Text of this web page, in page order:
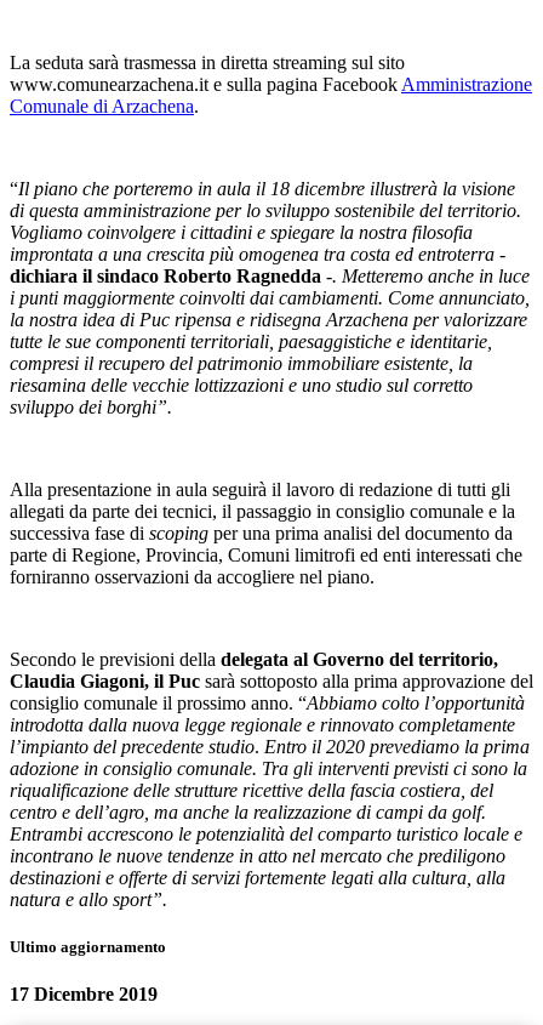
La seduta sarà trasmessa in diretta streaming sul sito
www.comunearzachena.it e sulla pagina Facebook Amministrazione
Comunale di Arzachena.
“Il piano che porteremo in aula il 18 dicembre illustrerà la visione
di questa amministrazione per lo sviluppo sostenibile del territorio.
Vogliamo coinvolgere i cittadini e spiegare la nostra filosofia
improntata a una crescita più omogenea tra costa ed entroterra -
dichiara il sindaco Roberto Ragnedda -. Metteremo anche in luce
i punti maggiormente coinvolti dai cambiamenti. Come annunciato,
la nostra idea di Puc ripensa e ridisegna Arzachena per valorizzare
tutte le sue componenti territoriali, paesaggistiche e identitarie,
compresi il recupero del patrimonio immobiliare esistente, la
riesamina delle vecchie lottizzazioni e uno studio sul corretto
sviluppo dei borghi”.
Alla presentazione in aula seguirà il lavoro di redazione di tutti gli
allegati da parte dei tecnici, il passaggio in consiglio comunale e la
successiva fase di scoping per una prima analisi del documento da
parte di Regione, Provincia, Comuni limitrofi ed enti interessati che
forniranno osservazioni da accogliere nel piano.
Secondo le previsioni della delegata al Governo del territorio,
Claudia Giagoni, il Puc sarà sottoposto alla prima approvazione del
consiglio comunale il prossimo anno. “Abbiamo colto l’opportunità
introdotta dalla nuova legge regionale e rinnovato completamente
l’impianto del precedente studio. Entro il 2020 prevediamo la prima
adozione in consiglio comunale. Tra gli interventi previsti ci sono la
riqualificazione delle strutture ricettive della fascia costiera, del
centro e dell’agro, ma anche la realizzazione di campi da golf.
Entrambi accrescono le potenzialità del comparto turistico locale e
incontrano le nuove tendenze in atto nel mercato che prediligono
destinazioni e offerte di servizi fortemente legati alla cultura, alla
natura e allo sport”.
Ultimo aggiornamento
17 Dicembre 2019